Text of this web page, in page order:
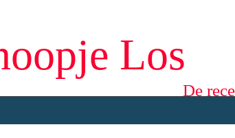
Los
De